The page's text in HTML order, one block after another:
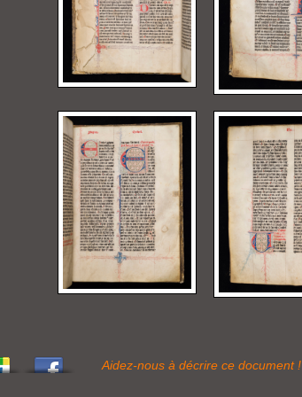
Aidez-nous à décrire ce document !